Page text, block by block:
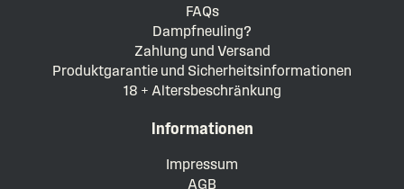
FAQs
Dampfneuling?
Zahlung und Versand
Produktgarantie und Sicherheitsinformationen
18 + Altersbeschränkung
Informationen
Impressum
AGB